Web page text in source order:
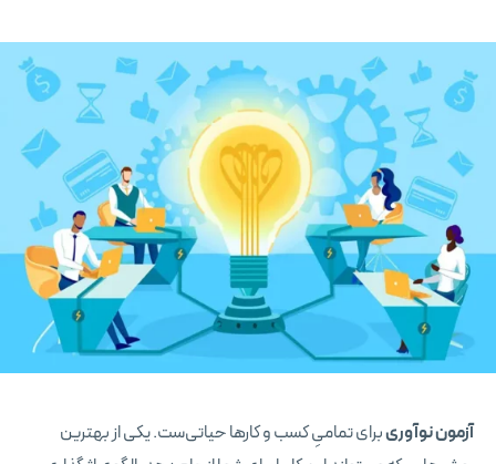
آزمون نوآوریبرای تمامیِ کسب و کارها حیاتی‌ست. یکی از بهترین